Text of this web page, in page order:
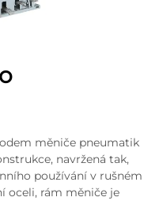
měniče pneumatik
navržená tak,
používání v rušném
oceli, rám měniče je